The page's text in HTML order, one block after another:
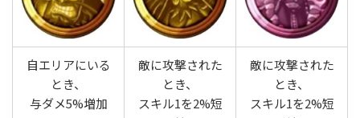
自エリアにいる
とき、
与ダメ5%増加
敵に攻撃された
とき、
スキル1を2%短
敵に攻撃された
とき、
スキル1を2%短